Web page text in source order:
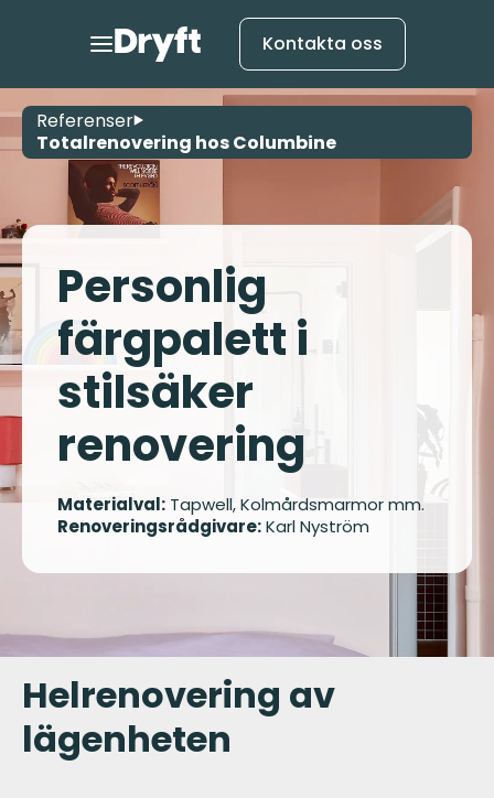
Kontakta oss
Referenser
Totalrenovering hos Columbine
Personlig
färgpalett i
stilsäker
renovering
Materialval: Tapwell, Kolmårdsmarmor mm.
Renoveringsrådgivare:Karl Nyström
Helrenovering av
lägenheten